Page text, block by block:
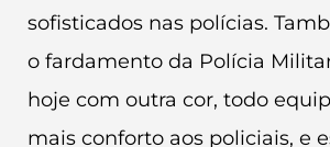
sofisticados nas polícias.
o fardamento da Polícia
hoje com outra cor, todo
mais conforto aos policiais, e